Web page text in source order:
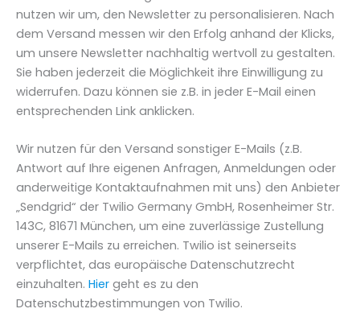
nutzen wir um, den Newsletter zu personalisieren. Nach
dem Versand messen wir den Erfolg anhand der Klicks,
um unsere Newsletter nachhaltig wertvoll zu gestalten.
Sie haben jederzeit die Möglichkeit ihre Einwilligung zu
widerrufen. Dazu können sie z.B. in jeder E-Mail einen
entsprechenden Link anklicken.
Wir nutzen für den Versand sonstiger E-Mails (z.B.
Antwort auf Ihre eigenen Anfragen, Anmeldungen oder
anderweitige Kontaktaufnahmen mit uns) den Anbieter
„Sendgrid“ der Twilio Germany GmbH, Rosenheimer Str.
143C, 81671 München, um eine zuverlässige Zustellung
unserer E-Mails zu erreichen. Twilio ist seinerseits
verpflichtet, das europäische Datenschutzrecht
einzuhalten. Hier geht es zu den
Datenschutzbestimmungen von Twilio.